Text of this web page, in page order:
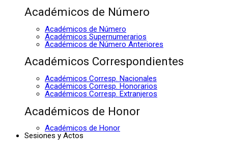
Académicos de Número
Académicos de Número
Académicos Supernumerarios
Académicos de Número Anteriores
Académicos Correspondientes
Académicos Corresp. Nacionales
Académicos Corresp. Honorarios
Académicos Corresp. Extranjeros
Académicos de Honor
Académicos de Honor
Sesiones y Actos